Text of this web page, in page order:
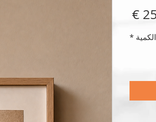
السعر
الكمية *